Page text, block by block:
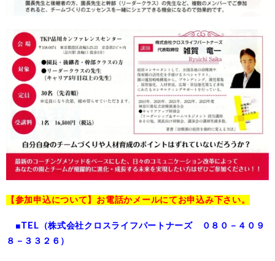
【参加申込について】お電話かメールにてお申込み下さい。
■TEL（株式会社クロスライフパートナーズ ０８０－４０９
８－３３２６）